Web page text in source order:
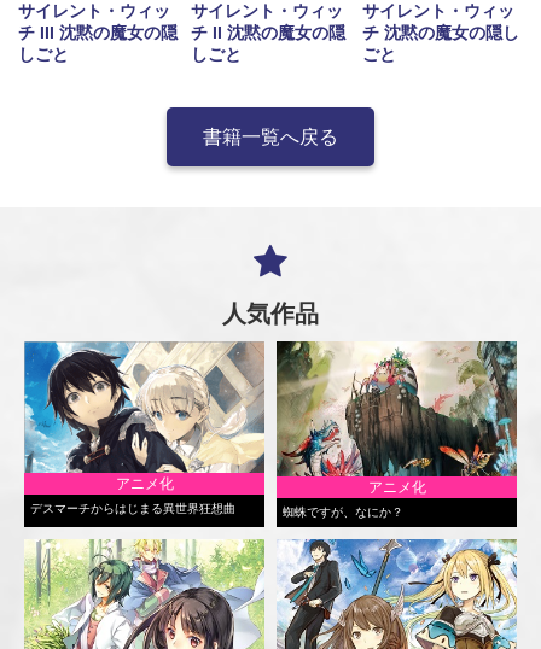
サイレント・ウィッ
チ III 沈黙の魔女の隠
しごと
サイレント・ウィッ
チ II 沈黙の魔女の隠
しごと
サイレント・ウィッ
チ 沈黙の魔女の隠し
ごと
書籍一覧へ戻る
人気作品
アニメ化
デスマーチからはじまる異世界狂想曲
アニメ化
蜘蛛ですが、なにか？